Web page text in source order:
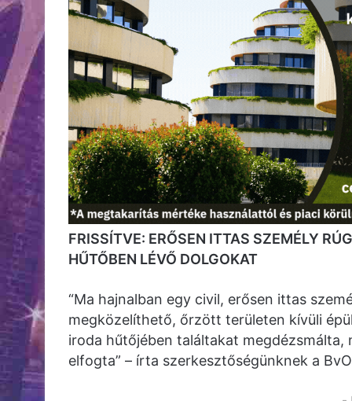
FRISSÍTVE: ERŐSEN ITTAS SZEMÉLY
HŰTŐBEN LÉVŐ DOLGOKAT
“Ma hajnalban egy civil, erősen ittas
megközelíthető, őrzött területen kívüli
iroda hűtőjében találtakat
elfogta” – írta szerkesztőségünknek a